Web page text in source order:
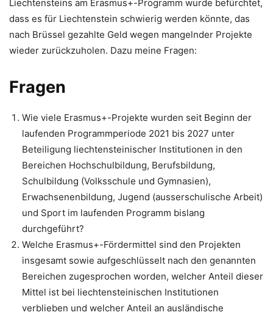
Liechtensteins am Erasmus+-Programm wurde befürchtet,
dass es für Liechtenstein schwierig werden könnte, das
nach Brüssel gezahlte Geld wegen mangelnder Projekte
wieder zurückzuholen. Dazu meine Fragen:
Fragen
Wie viele Erasmus+-Projekte wurden seit Beginn der
laufenden Programmperiode 2021 bis 2027 unter
Beteiligung liechtensteinischer Institutionen in den
Bereichen Hochschulbildung, Berufsbildung,
Schulbildung (Volksschule und Gymnasien),
Erwachsenenbildung, Jugend (ausserschulische Arbeit)
und Sport im laufenden Programm bislang
durchgeführt?
Welche Erasmus+-Fördermittel sind den Projekten
insgesamt sowie aufgeschlüsselt nach den genannten
Bereichen zugesprochen worden, welcher Anteil dieser
Mittel ist bei liechtensteinischen Institutionen
verblieben und welcher Anteil an ausländische